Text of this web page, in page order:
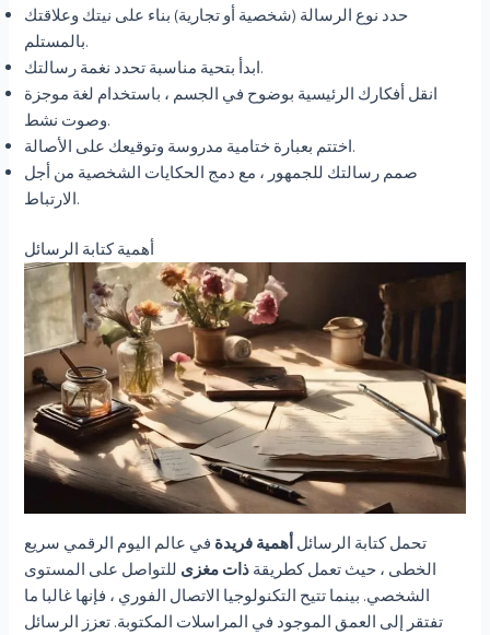
حدد نوع الرسالة (شخصية أو تجارية) بناء على نيتك وعلاقتك
بالمستلم.
ابدأ بتحية مناسبة تحدد نغمة رسالتك.
انقل أفكارك الرئيسية بوضوح في الجسم ، باستخدام لغة موجزة
وصوت نشط.
اختتم بعبارة ختامية مدروسة وتوقيعك على الأصالة.
صمم رسالتك للجمهور ، مع دمج الحكايات الشخصية من أجل
الارتباط.
أهمية كتابة الرسائل
تحمل كتابة الرسائل أهمية فريدة في عالم اليوم الرقمي سريع
الخطى ، حيث تعمل كطريقة ذات مغزى للتواصل على المستوى
الشخصي. بينما تتيح التكنولوجيا الاتصال الفوري ، فإنها غالبا ما
تفتقر إلى العمق الموجود في المراسلات المكتوبة. تعزز الرسائل